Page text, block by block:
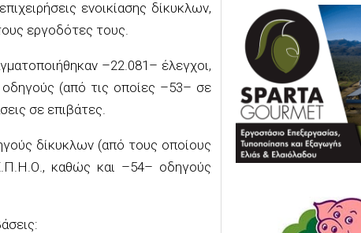
ενοικίασης δίκυκλων,
εργοδότες τους.
–22 081 – έλεγχοι,
(από τις οποίες –53– σε
σε επιβάτες.
δίκυκλων (από τους οποίους
, καθώς και –54– οδηγούς